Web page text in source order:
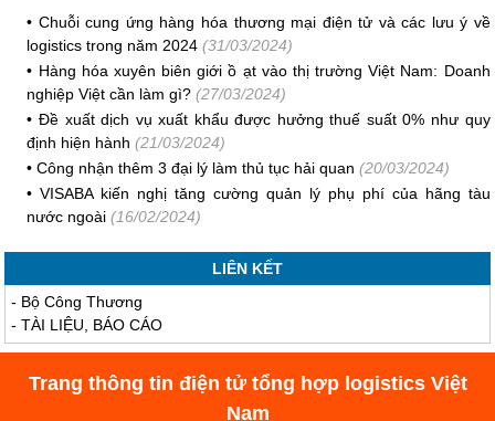
• Chuỗi cung ứng hàng hóa thương mại điện tử và các lưu ý về
logistics trong năm 2024 (31/03/2024)
• Hàng hóa xuyên biên giới ồ ạt vào thị trường Việt Nam: Doanh
nghiệp Việt cần làm gì? (27/03/2024)
•Đề xuất dịch vụ xuất khẩu được hưởng thuế suất 0% như quy
định hiện hành (21/03/2024)
•Công nhận thêm 3 đại lý làm thủ tục hải quan (20/03/2024)
•VISABA kiến nghị tăng cường quản lý phụ phí của hãng tàu
nước ngoài (16/02/2024)
LIÊN KẾT
- Bộ Công Thương
-TÀI LIỆU, BÁO CÁO
Trang thông tin điện tử tổng hợp logistics Việt
Nam